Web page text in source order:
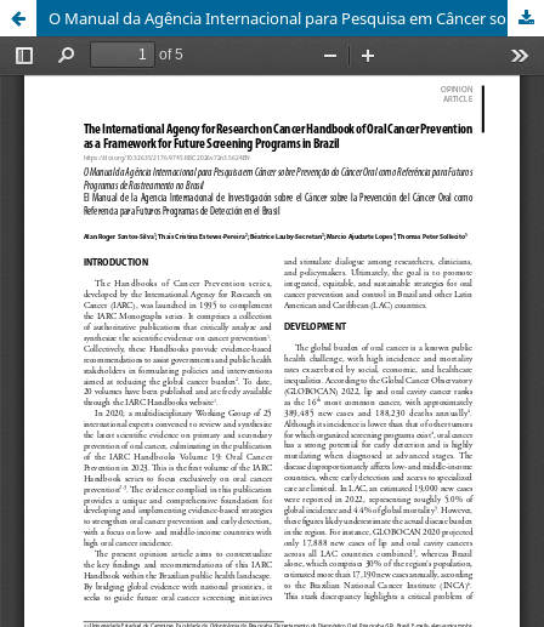
O Manual da Agência Internacional para Pesquisa em Câncer sobre Prevenção do Câncer Oral como Referência para Futuros Programas de Rastreamento no Brasil